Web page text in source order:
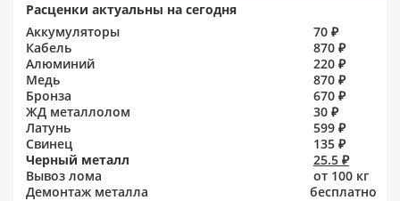
Расценки актуальны на сегодня
Аккумуляторы
70 ₽
Кабель
870 ₽
Алюминий
220 ₽
Медь
870 ₽
Бронза
670 ₽
ЖД металлолом
30 ₽
Латунь
599 ₽
Свинец
135 ₽
Черный металл
25.5 ₽
Вывоз лома
от 100 кг
Демонтаж металла
бесплатно